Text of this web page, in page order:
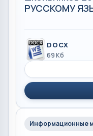
РУССКОМУ
DOCX
69 Кб
Информационные